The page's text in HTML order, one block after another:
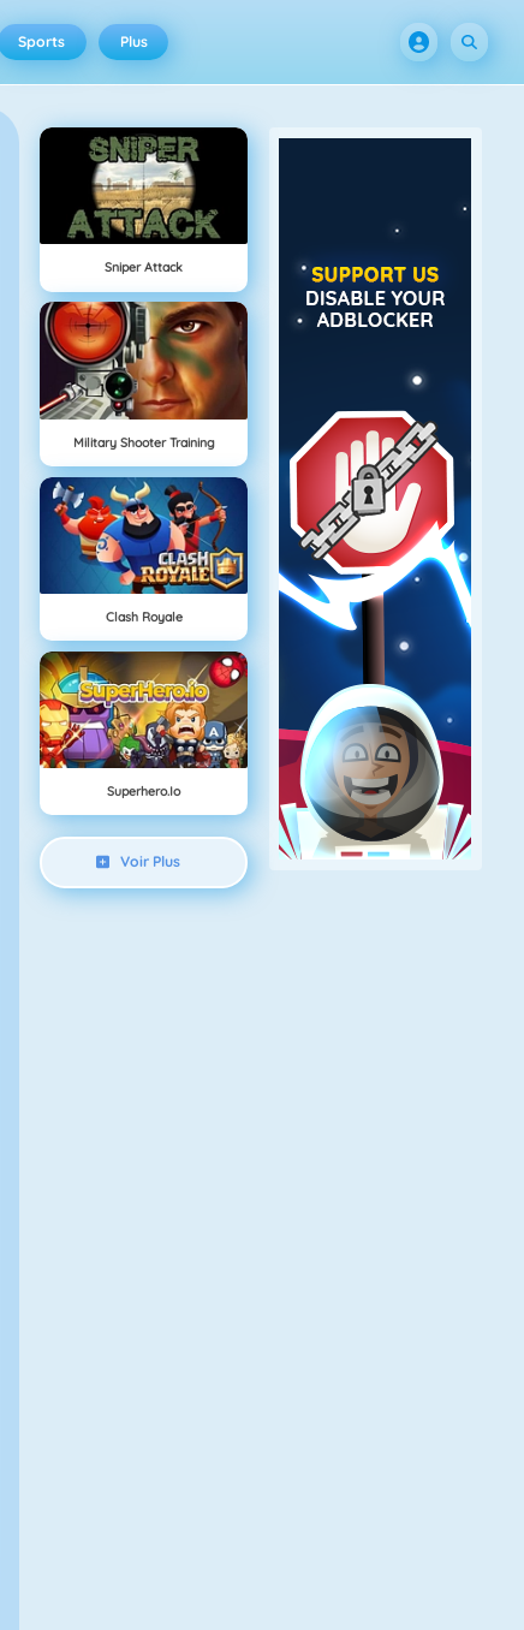
Sports Plus
Sniper Attack
Military Shooter Training
Clash Royale
Superhero.io
Voir Plus